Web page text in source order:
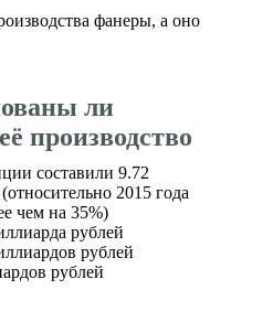
фанеры, а оно
ли
производство
составили 9.72
2015 года
чем на 35%)
рублей
рублей
рублей